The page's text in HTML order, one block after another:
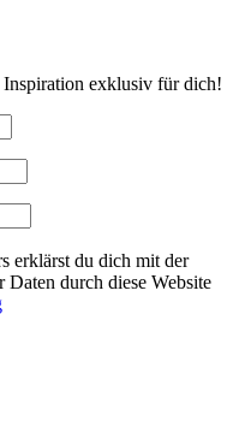
Inspiration exklusiv für dich!
erklärst du dich mit der
Daten durch diese Website